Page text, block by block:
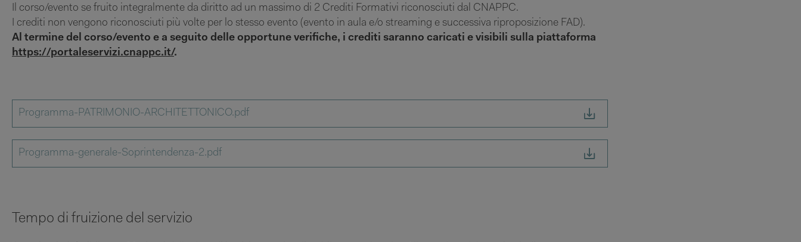
Il corso/evento se fruito integralmente da diritto ad un massimo di 2 Crediti Formativi riconosciuti dal CNAPPC.
I crediti non vengono riconosciuti più volte per lo stesso evento (evento in aula e/o streaming e successiva riproposizione FAD).
Al termine del corso/evento e a seguito delle opportune verifiche, i crediti saranno caricati e visibili sulla piattaforma
https://portaleservizi.cnappc.it/.
Programma-PATRIMONIO-ARCHITETTONICO.pdf
Programma-generale-Soprintendenza-2.pdf
Tempo di fruizione del servizio